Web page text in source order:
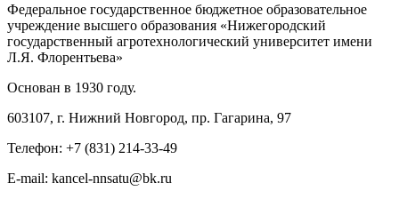
Федеральное государственное бюджетное образовательное
учреждение высшего образования «Нижегородский
государственный агротехнологический университет имени
Л.Я. Флорентьева»
Основан в 1930 году.
603107, г. Нижний Новгород, пр. Гагарина, 97
Телефон: +7 (831) 214-33-49
E-mail: kancel-nnsatu@bk.ru